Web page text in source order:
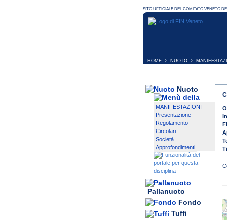
HOME > NUOTO >
Nuoto
MANIFESTAZIONI
Presentazione
Regolamento
Circolari
Società
Approfondimenti
Pallanuoto
Fondo
Tuffi